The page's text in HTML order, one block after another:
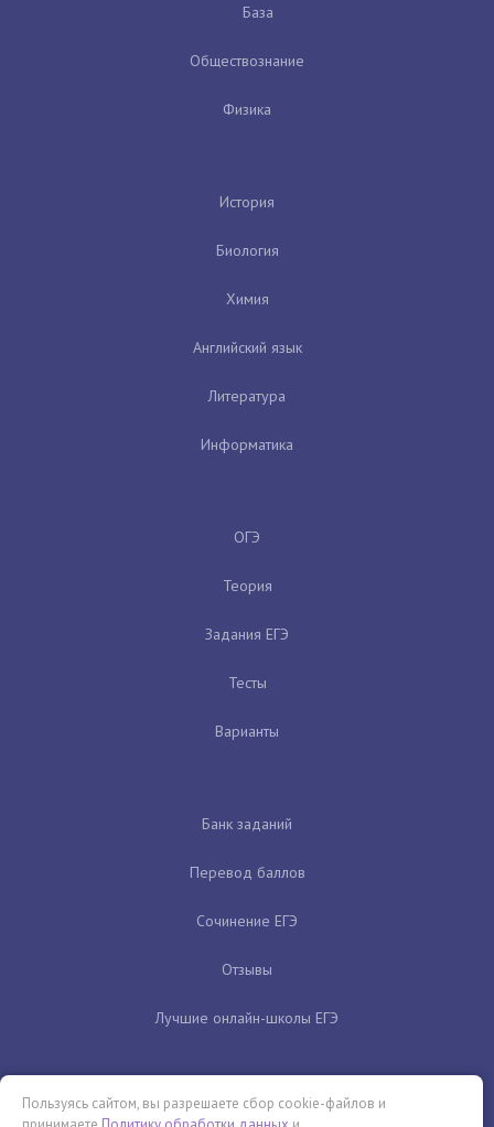
База
Обществознание
Физика
История
Биология
Химия
Английский язык
Литература
Информатика
ОГЭ
Теория
Задания ЕГЭ
Тесты
Варианты
Банк заданий
Перевод баллов
Сочинение ЕГЭ
Отзывы
Лучшие онлайн-школы ЕГЭ
Пользуясь сайтом, вы разрешаете сбор cookie-файлов и